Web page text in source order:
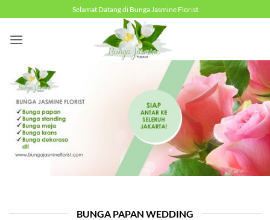
to
content
Selamat Datang di Bunga Jasmine Florist
BUNGA PAPAN WEDDING